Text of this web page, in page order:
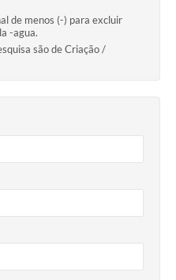
de menos (-) para excluir
-agua.
são de Criação /